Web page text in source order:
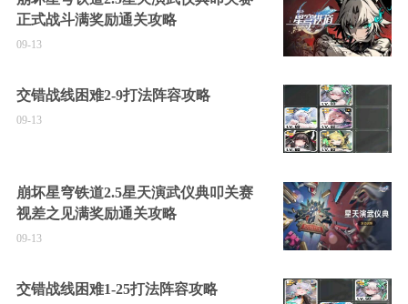
正式战斗满奖励通关攻略
09-13
交错战线困难2-9打法阵容攻略
09-13
崩坏星穹铁道2.5星天演武仪典叩关赛
视差之见满奖励通关攻略
09-13
交错战线困难1-25打法阵容攻略